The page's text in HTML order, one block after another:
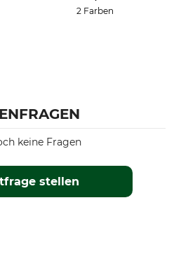
2 Farben
stellen
keine Fragen